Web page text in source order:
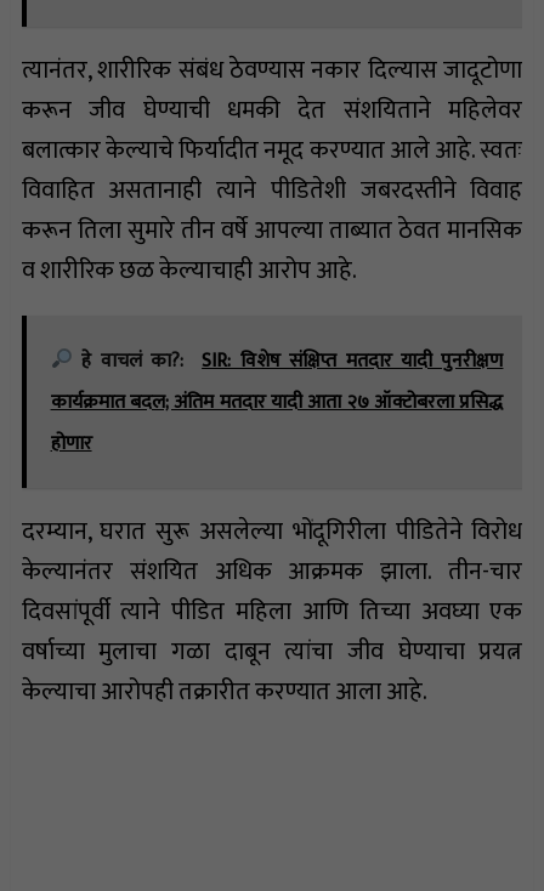
त्यानंतर, शारीरिक संबंध ठेवण्यास नकार दिल्यास जादूटोणा
करून जीव घेण्याची धमकी देत संशयिताने महिलेवर
बलात्कार केल्याचे फिर्यादीत नमूद करण्यात आले आहे. स्वतः
विवाहित असतानाही त्याने पीडितेशी जबरदस्तीने विवाह
करून तिला सुमारे तीन वर्षे आपल्या ताब्यात ठेवत मानसिक
व शारीरिक छळ केल्याचाही आरोप आहे.
हे वाचलं का?: SIR: विशेष संक्षिप्त मतदार यादी पुनरीक्षण
कार्यक्रमात बदल; अंतिम मतदार यादी आता २७ ऑक्टोबरला प्रसिद्ध
होणार
दरम्यान, घरात सुरू असलेल्या भोंदूगिरीला पीडितेने विरोध
केल्यानंतर संशयित अधिक आक्रमक झाला. तीन-चार
दिवसांपूर्वी त्याने पीडित महिला आणि तिच्या अवघ्या एक
वर्षाच्या मुलाचा गळा दाबून त्यांचा जीव घेण्याचा प्रयत्न
केल्याचा आरोपही तक्रारीत करण्यात आला आहे.